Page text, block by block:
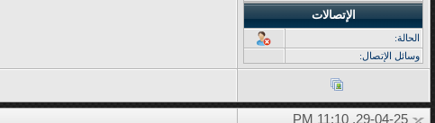
الإتصالات
الحالة:
وسائل الإتصال: